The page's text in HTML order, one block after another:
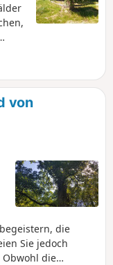
von
die
Sie jedoch
die